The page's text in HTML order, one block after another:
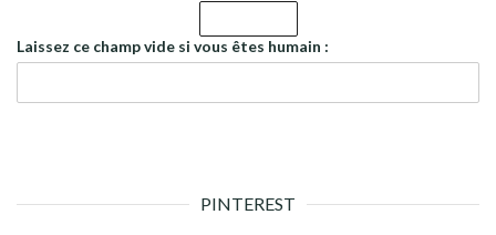
Laissez ce champ vide si vous êtes humain :
PINTEREST